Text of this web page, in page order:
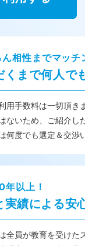
相性までマッチ
くまで何人で
用手数料は一切頂き
ないため、ご紹介し
何度でも選定＆交渉
以上！
実績による安
全員が教育を受けた